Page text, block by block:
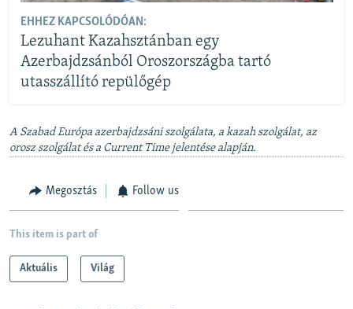
EHHEZ KAPCSOLÓDÓAN:
Lezuhant Kazahsztánban egy
Azerbajdzsánból Oroszországba tartó
utasszállító repülőgép
A Szabad Európa azerbajdzsáni szolgálata, a kazah szolgálat, az
orosz szolgálat és a Current Time jelentése alapján.
Megosztás Follow us
This item is part of
Aktuális Világ